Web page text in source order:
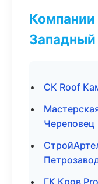
Компании
СК Roof
Череповец
ГК Кров